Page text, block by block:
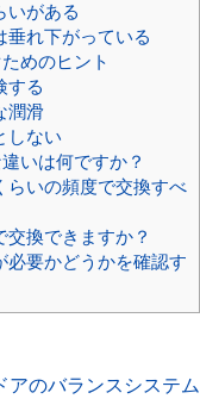
いがある
垂れ下がっている
めのヒント
する
潤滑
しない
いは何ですか？
らいの頻度で交換すべ
換できますか？
必要かどうかを確認す
アのバランスシステム